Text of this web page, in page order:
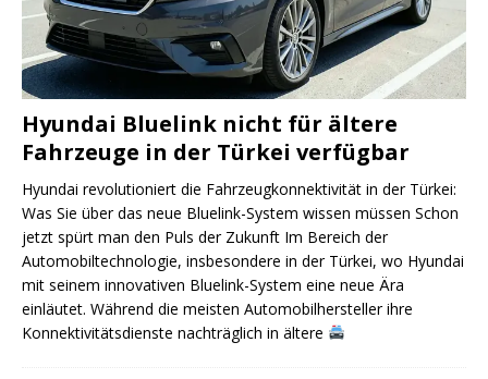
Hyundai Bluelink nicht für ältere
Fahrzeuge in der Türkei verfügbar
Hyundai revolutioniert die Fahrzeugkonnektivität in der Türkei:
Was Sie über das neue Bluelink-System wissen müssen Schon
jetzt spürt man den Puls der Zukunft Im Bereich der
Automobiltechnologie, insbesondere in der Türkei, wo Hyundai
mit seinem innovativen Bluelink-System eine neue Ära
einläutet. Während die meisten Automobilhersteller ihre
Konnektivitätsdienste nachträglich in ältere